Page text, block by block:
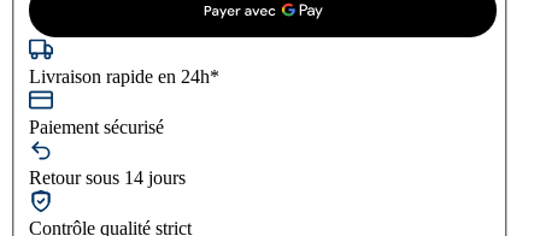
Livraison rapide en 24h*
Paiement sécurisé
Retour sous 14 jours
Contrôle qualité strict